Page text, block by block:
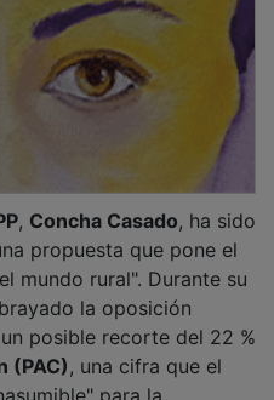
propuesta que pone el
mundo rural". Durante su
la oposición
posible recorte del 22 %
(PAC), una cifra que el
para la